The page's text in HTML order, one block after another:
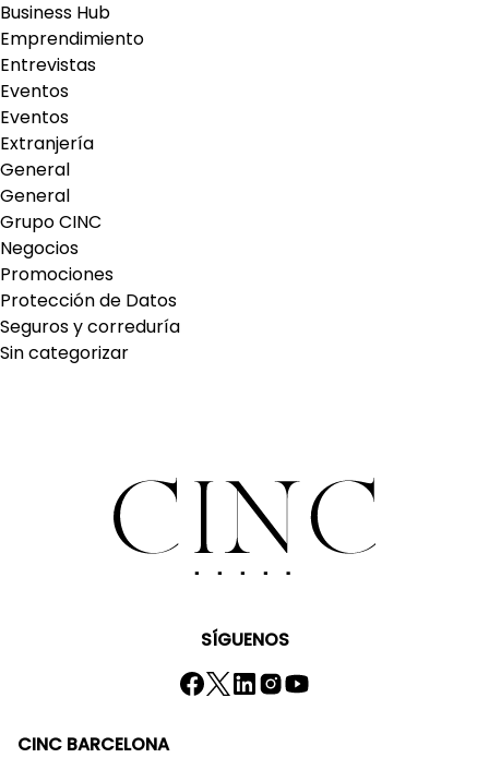
Business Hub
Emprendimiento
Entrevistas
Eventos
Eventos
Extranjería
General
General
Grupo CINC
Negocios
Promociones
Protección de Datos
Seguros y correduría
Sin categorizar
SÍGUENOS
CINC BARCELONA